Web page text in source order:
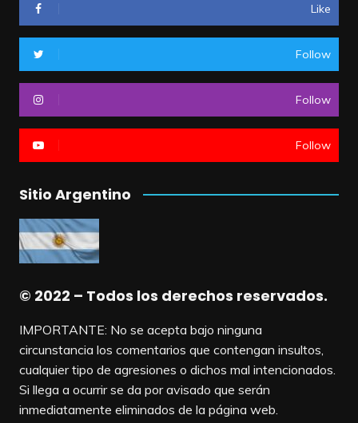
Like
Follow
Follow
Follow
Sitio Argentino
© 2022 – Todos los derechos reservados.
IMPORTANTE: No se acepta bajo ninguna
circunstancia los comentarios que contengan insultos,
cualquier tipo de agresiones o dichos mal intencionados.
Si llega a ocurrir se da por avisado que serán
inmediatamente eliminados de la página web.